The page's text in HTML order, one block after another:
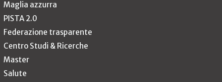
Maglia azzurra
PISTA 2.0
Federazione trasparente
Centro Studi & Ricerche
Master
Salute